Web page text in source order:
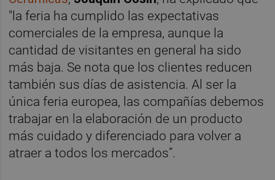
"la feria ha cumplido las expectativas
comerciales de la empresa, aunque la
cantidad de visitantes en general ha sido
más baja. Se nota que los clientes reducen
también sus días de asistencia. Al ser la
única feria europea, las compañías debemos
trabajar en la elaboración de un producto
más cuidado y diferenciado para volver a
atraer a todos los mercados”.